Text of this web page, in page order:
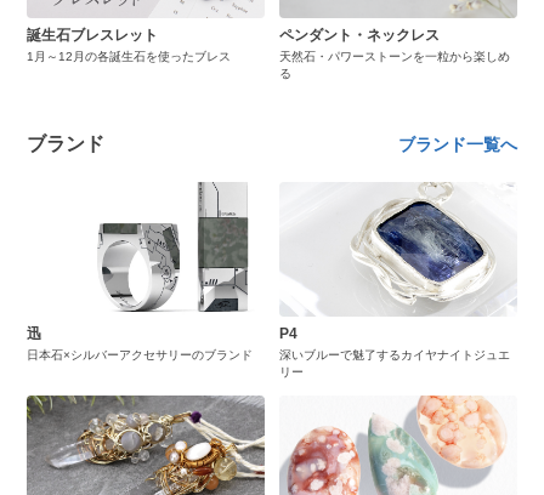
誕生石ブレスレット
1月～12月の各誕生石を使ったブレス
ペンダント・ネックレス
天然石・パワーストーンを一粒から楽しめ
る
ブランド ブランド一覧へ
迅
日本石×シルバーアクセサリーのブランド
P4
深いブルーで魅了するカイヤナイトジュエ
リー